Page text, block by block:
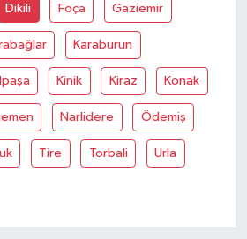
Dikili Foça Gaziemir
Karaburun
Kinik Kiraz Konak
Narlidere Ödemiş
Tire Torbali Urla